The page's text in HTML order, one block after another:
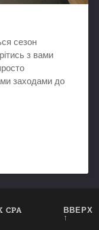
сезон
з вами
заходами до
CPA ВВЕРХ
↑